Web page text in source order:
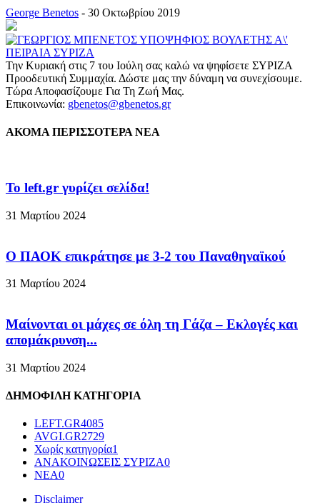
George Benetos - 30 Οκτωβρίου 2019
Την Κυριακή στις 7 του Ιούλη σας καλώ να ψηφίσετε ΣΥΡΙΖΑ
Προοδευτική Συμμαχία. Δώστε μας την δύναμη να συνεχίσουμε.
Τώρα Αποφασίζουμε Για Τη Ζωή Μας.
Επικοινωνία: gbenetos@gbenetos.gr
ΑΚΟΜΑ ΠΕΡΙΣΣΟΤΕΡΑ ΝΕΑ
To left.gr γυρίζει σελίδα!
31 Μαρτίου 2024
Ο ΠΑΟΚ επικράτησε με 3-2 του Παναθηναϊκού
31 Μαρτίου 2024
Μαίνονται οι μάχες σε όλη τη Γάζα – Eκλογές και
απομάκρυνση...
31 Μαρτίου 2024
ΔΗΜΟΦΙΛΗ ΚΑΤΗΓΟΡΙΑ
LEFT.GR4085
AVGI.GR2729
Χωρίς κατηγορία1
ΑΝΑΚΟΙΝΩΣΕΙΣ ΣΥΡΙΖΑ0
ΝΕΑ0
Disclaimer